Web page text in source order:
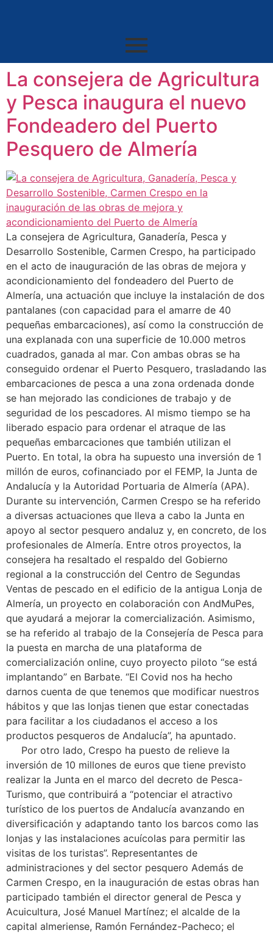
La consejera de Agricultura
y Pesca inaugura el nuevo
Fondeadero del Puerto
Pesquero de Almería
La consejera de Agricultura, Ganadería, Pesca y
Desarrollo Sostenible, Carmen Crespo, ha participado
en el acto de inauguración de las obras de mejora y
acondicionamiento del fondeadero del Puerto de
Almería, una actuación que incluye la instalación de dos
pantalanes (con capacidad para el amarre de 40
pequeñas embarcaciones), así como la construcción de
una explanada con una superficie de 10.000 metros
cuadrados, ganada al mar. Con ambas obras se ha
conseguido ordenar el Puerto Pesquero, trasladando las
embarcaciones de pesca a una zona ordenada donde
se han mejorado las condiciones de trabajo y de
seguridad de los pescadores. Al mismo tiempo se ha
liberado espacio para ordenar el atraque de las
pequeñas embarcaciones que también utilizan el
Puerto. En total, la obra ha supuesto una inversión de 1
millón de euros, cofinanciado por el FEMP, la Junta de
Andalucía y la Autoridad Portuaria de Almería (APA).
Durante su intervención, Carmen Crespo se ha referido
a diversas actuaciones que lleva a cabo la Junta en
apoyo al sector pesquero andaluz y, en concreto, de los
profesionales de Almería. Entre otros proyectos, la
consejera ha resaltado el respaldo del Gobierno
regional a la construcción del Centro de Segundas
Ventas de pescado en el edificio de la antigua Lonja de
Almería, un proyecto en colaboración con AndMuPes,
que ayudará a mejorar la comercialización. Asimismo,
se ha referido al trabajo de la Consejería de Pesca para
la puesta en marcha de una plataforma de
comercialización online, cuyo proyecto piloto “se está
implantando” en Barbate. “El Covid nos ha hecho
darnos cuenta de que tenemos que modificar nuestros
hábitos y que las lonjas tienen que estar conectadas
para facilitar a los ciudadanos el acceso a los
productos pesqueros de Andalucía”, ha apuntado.
Por otro lado, Crespo ha puesto de relieve la
inversión de 10 millones de euros que tiene previsto
realizar la Junta en el marco del decreto de Pesca-
Turismo, que contribuirá a “potenciar el atractivo
turístico de los puertos de Andalucía avanzando en
diversificación y adaptando tanto los barcos como las
lonjas y las instalaciones acuícolas para permitir las
visitas de los turistas”. Representantes de
administraciones y del sector pesquero Además de
Carmen Crespo, en la inauguración de estas obras han
participado también el director general de Pesca y
Acuicultura, José Manuel Martínez; el alcalde de la
capital almeriense, Ramón Fernández-Pacheco; el